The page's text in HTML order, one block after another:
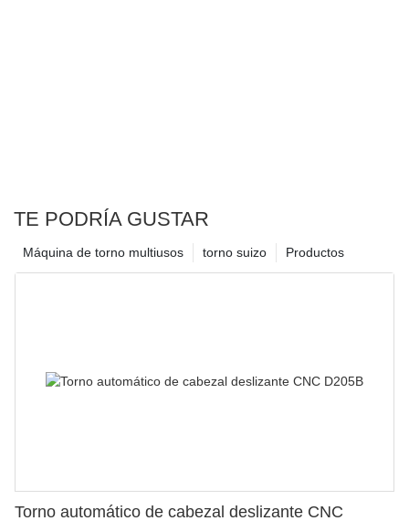
TE PODRÍA GUSTAR
Productos
torno suizo
Máquina de torno multiusos
Torno automático de cabezal deslizante CNC